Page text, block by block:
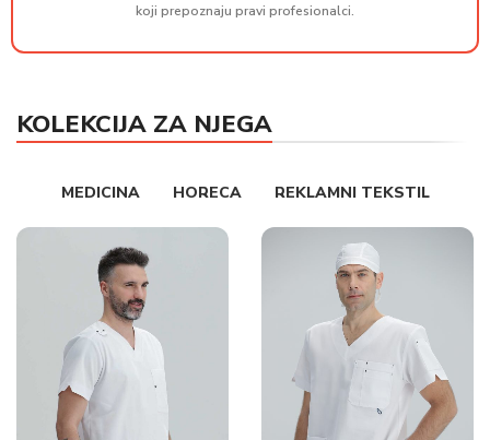
koji prepoznaju pravi profesionalci.
KOLEKCIJA ZA NJEGA
MEDICINA HORECA REKLAMNI TEKSTIL